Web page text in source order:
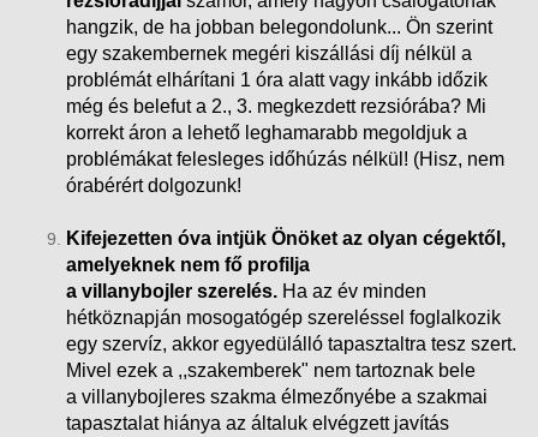
hangzik, de ha jobban belegondolunk... Ön szerint
egy szakembernek megéri kiszállási díj nélkül a
problémát elhárítani 1 óra alatt vagy inkább időzik
még és belefut a 2., 3. megkezdett rezsiórába? Mi
korrekt áron a lehető leghamarabb megoldjuk a
problémákat felesleges időhúzás nélkül! (Hisz, nem
órabérért dolgozunk!
Kifejezetten óva intjük Önöket az olyan cégektől,
amelyeknek nem fő profilja
a villanybojler szerelés. Ha az év minden
hétköznapján mosogatógép szereléssel foglalkozik
egy szervíz, akkor egyedülálló tapasztaltra tesz szert.
Mivel ezek a ,,szakemberek" nem tartoznak bele
a villanybojleres szakma élmezőnyébe a szakmai
tapasztalat hiánya az általuk elvégzett javítás